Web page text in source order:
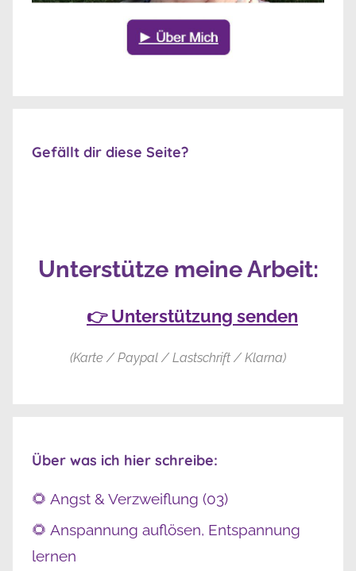
Gefällt dir diese Seite?
Unterstütze meine Arbeit:
👉 Unterstützung senden
(Karte / Paypal / Lastschrift / Klarna)
Über was ich hier schreibe:
🌻 Angst & Verzweiflung (03)
🌻 Anspannung auflösen, Entspannung
lernen